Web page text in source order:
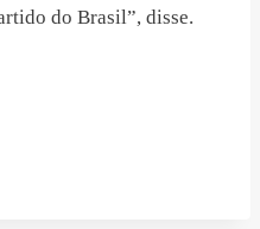
do Brasil”, disse.